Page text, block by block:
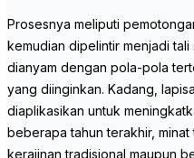
Prosesnya meliputi
kemudian dipelintir menjadi
dianyam dengan pola-pola
yang diinginkan. Kadang,
diaplikasikan untuk
beberapa tahun terakhir,
kerajinan tradisional maupun